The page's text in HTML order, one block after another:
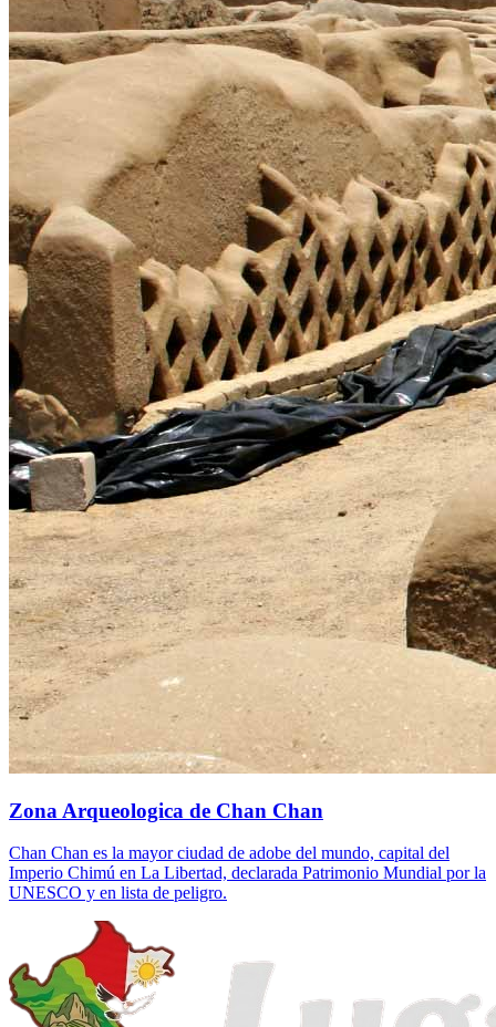
Zona Arqueologica de Chan Chan
Chan Chan es la mayor ciudad de adobe del mundo, capital del
Imperio Chimú en La Libertad, declarada Patrimonio Mundial por la
UNESCO y en lista de peligro.